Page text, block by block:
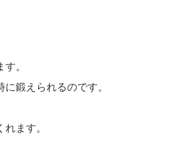
。
鍛えられるのです。
ます。